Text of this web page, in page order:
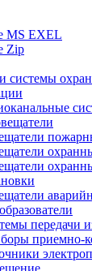
MS EXEL
Zip
системы
передачи
приемно-